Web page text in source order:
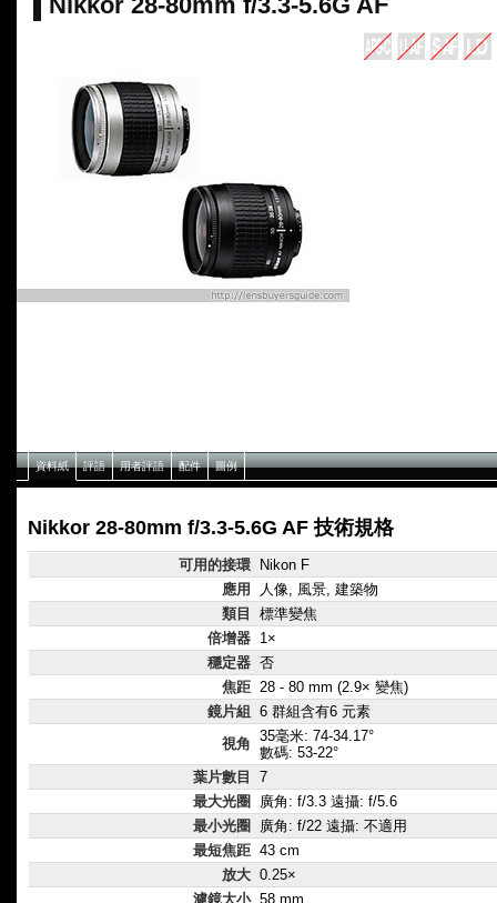
資料紙 評語 用者評語 配件 圖例
Nikkor 28-80mm f/3.3-5.6G AF 技術規格
可用的接環
Nikon F
應用
人像, 風景, 建築物
類目
標準變焦
倍增器 1×
穩定器 否
焦距 28 - 80 mm (2.9× 變焦)
鏡片組
6 群組含有6 元素
視角 35毫米: 74-34.17°
數碼: 53-22°
葉片數目
7
最大光圈
廣角: f/3.3 遠攝: f/5.6
最小光圈
廣角: f/22 遠攝: 不適用
最短焦距 43 cm
放大 0.25×
濾鏡大小 58 mm